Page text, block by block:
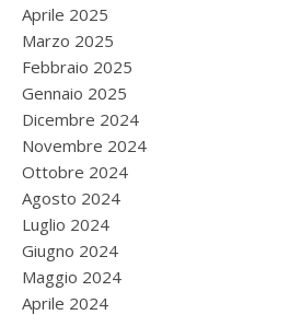
Aprile 2025
Marzo 2025
Febbraio 2025
Gennaio 2025
Dicembre 2024
Novembre 2024
Ottobre 2024
Agosto 2024
Luglio 2024
Giugno 2024
Maggio 2024
Aprile 2024